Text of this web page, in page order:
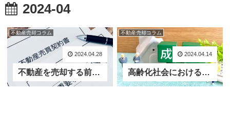
2024-04
不動産売却コラム
不動産を売却する前に要確認！売主の義務と責任について
2024.04.28
不動産売却コラム
高齢化社会における不動産売却の対応策！成年後見制度を活用した不動産売却について
2024.04.14